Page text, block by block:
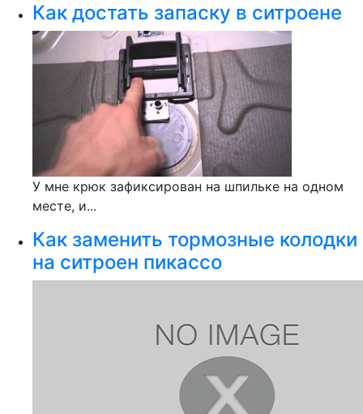
Как достать запаску в ситроене
У мне крюк зафиксирован на шпильке на одном
месте, и...
Как заменить тормозные колодки
на ситроен пикассо